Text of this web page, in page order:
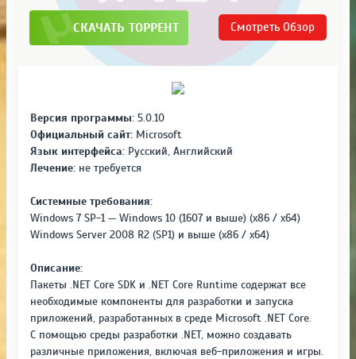
СКАЧАТЬ ТОРРЕНТ Смотреть Обзор
Версия программы: 5.0.10
Официальный сайт: Microsoft
Язык интерфейса: Русский, Английский
Лечение: не требуется
Системные требования:
Windows 7 SP-1 — Windows 10 (1607 и выше) (x86 / x64)
Windows Server 2008 R2 (SP1) и выше (x86 / x64)
Описание:
Пакеты .NET Core SDK и .NET Core Runtime содержат все
необходимые компоненты для разработки и запуска
приложений, разработанных в среде Microsoft .NET Core.
С помощью среды разработки .NET, можно создавать
различные приложения, включая веб-приложения и игры.